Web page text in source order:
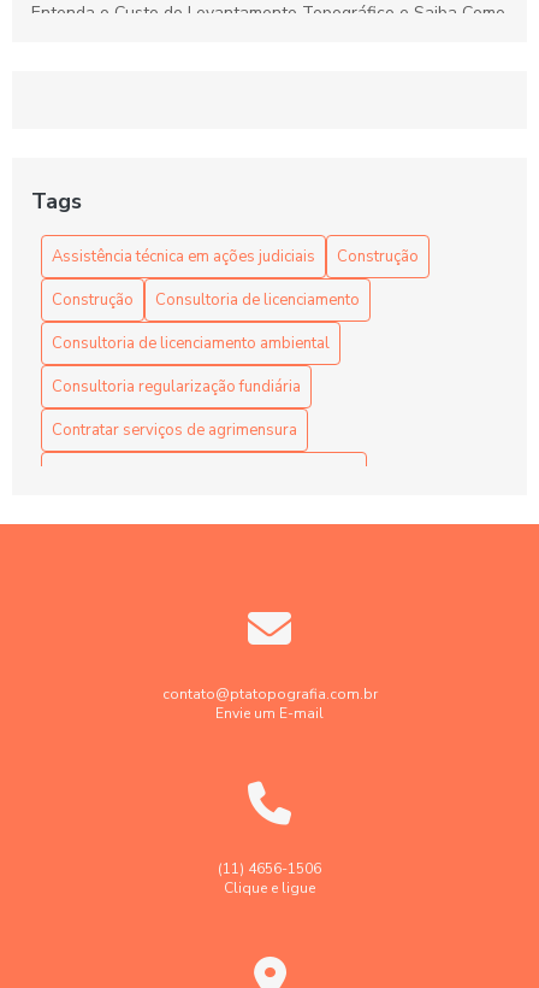
Entenda o Custo do Levantamento Topográfico e Saiba Como
Terrenos de Forma Eficiente
Dicas para Encontrar Preços Competitivos em Levantamento
Topográfico com Qualidade Garantida
Tags
Assistência técnica em ações judiciais
Construção
Construção
Consultoria de licenciamento
Consultoria de licenciamento ambiental
Consultoria regularização fundiária
Contratar serviços de agrimensura
Empresa de georreferenciamento de imóveis rurais
Empresa de georreferenciamento de imóvel urbano
Empresa de topografia e georreferenciamento
Empresa faz levantamento topográfico georreferenciado
Georreferenciamento de imóveis rurais em sp
contato@ptatopografia.com.br
Envie um E-mail
(11) 4656-1506
Clique e ligue